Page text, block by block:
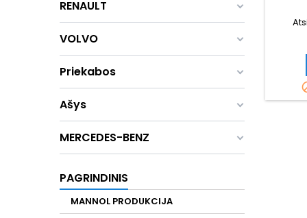
RENAULT
VOLVO
Priekabos
Ašys
MERCEDES-BENZ
PAGRINDINIS
MANNOL PRODUKCIJA